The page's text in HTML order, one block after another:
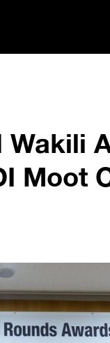
Wakili
Moot